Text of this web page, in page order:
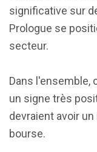
significative sur
Prologue se
secteur.
Dans
un signe très
devraient avoir
bourse.